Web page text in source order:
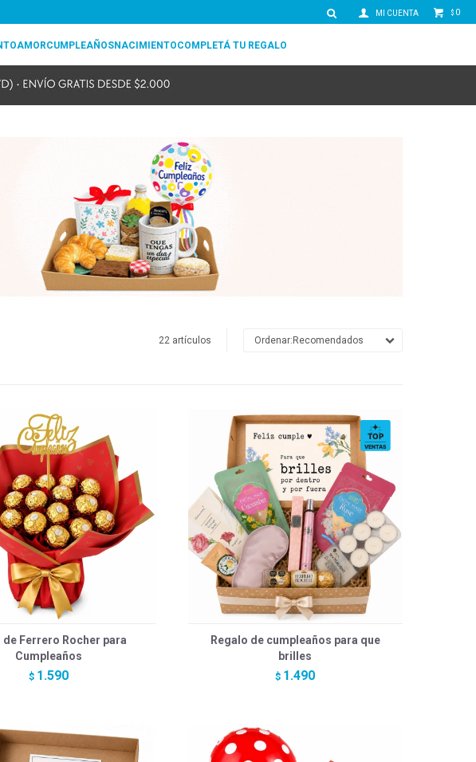
AMORCUMPLEAÑOSNACIMIENTOCOMPLETÁ TU REGALO
$ 0
22 artículos Recomendados
de Ferrero Rocher para
Cumpleaños
$ 1.590
Regalo de cumpleaños para que
brilles
$ 1.490